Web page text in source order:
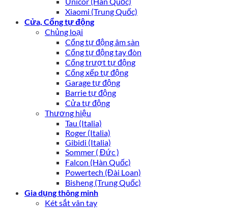
Xiaomi (Trung Quốc)
Cửa, Cổng tự động
Chủng loại
Cổng tự động âm sàn
Cổng tự động tay đòn
Cổng trượt tự động
Cổng xếp tự động
Garage tự động
Barrie tự động
Cửa tự động
Thương hiệu
Tau (Italia)
Roger (Italia)
Gibidi (Italia)
Sommer ( Đức )
Falcon (Hàn Quốc)
Powertech (Đài Loan)
Bisheng (Trung Quốc)
Gia dụng thông minh
Két sắt vân tay